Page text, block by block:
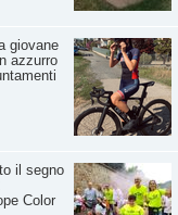
giovane
azzurro
il segno
Color